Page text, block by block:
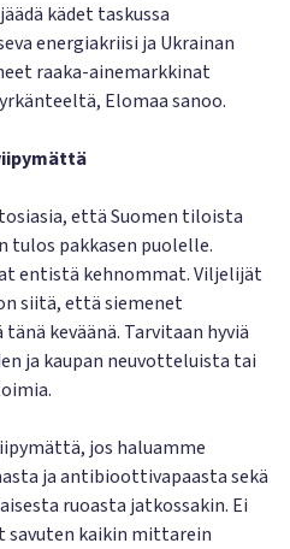
kädet taskussa
energiakriisi ja Ukrainan
raaka-ainemarkkinat
Elomaa sanoo.
että Suomen tiloista
tulos pakkasen puolelle.
entistä kehnommat. Viljelijät
siitä, että siemenet
keväänä. Tarvitaan hyviä
ja kaupan neuvotteluista tai
jos haluamme
ja antibioottivapaasta sekä
ruoasta jatkossakin. Ei
savuten kaikin mittarein